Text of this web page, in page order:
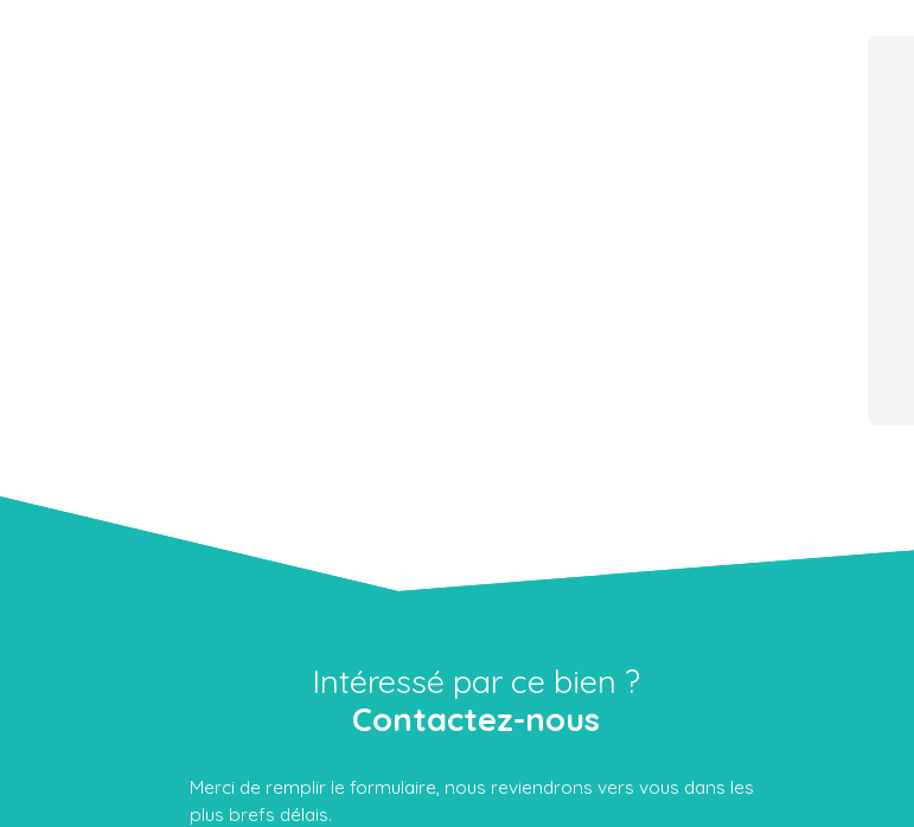
Intéressé par ce bien ?
Contactez-nous
Merci de remplir le formulaire, nous reviendrons vers vous dans les
plus brefs délais.